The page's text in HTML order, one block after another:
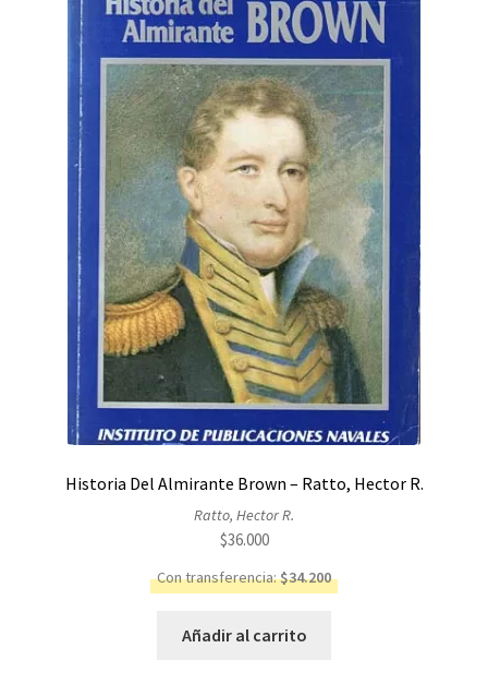
Historia Del Almirante Brown – Ratto, Hector R.
Ratto, Hector R.
$36.000
Con transferencia:$34.200
Añadir al carrito